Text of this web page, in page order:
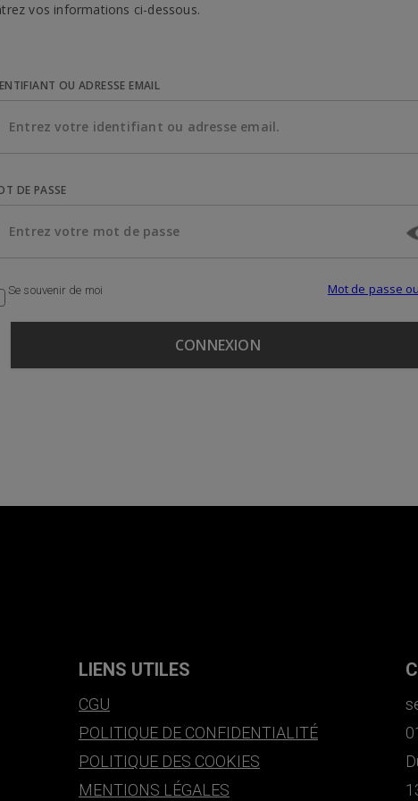
vos informations ci-dessous.
OU ADRESSE EMAIL
DE PASSE
Se souvenir de moi Mot de passe
LIENS UTILES
CGU
POLITIQUE DE CONFIDENTIALITÉ
POLITIQUE DES COOKIES
MENTIONS LÉGALES